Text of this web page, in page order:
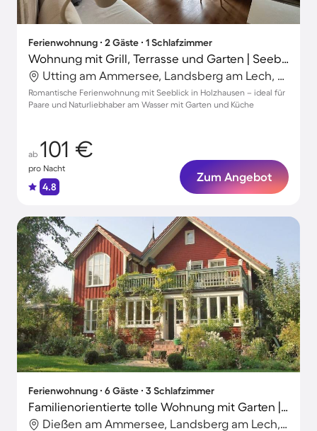
Ferienwohnung ∙ 2 Gäste ∙ 1 Schlafzimmer
Wohnung mit Grill, Terrasse und Garten | Seeblick | Ideal für Homeoffice
Utting am Ammersee, Landsberg am Lech, Deutschland
Romantische Ferienwohnung mit Seeblick in Holzhausen – ideal für
Paare und Naturliebhaber am Wasser mit Garten und Küche
ab 101 €
pro Nacht
4.8
Zum Angebot
Ferienwohnung ∙ 6 Gäste ∙ 3 Schlafzimmer
Familienorientierte tolle Wohnung mit Garten | Seeblick
Dießen am Ammersee, Landsberg am Lech, Deutschland